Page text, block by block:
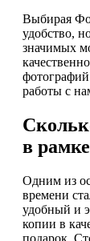
Выбирая
удобство,
значимых
работы с
в
Одним из
времени
удобный и
копии в
подарок.